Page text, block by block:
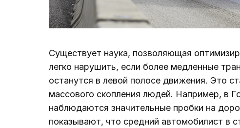
Существует наука, позволяющая
легко нарушить, если более медленные
останутся в левой полосе движения. Это
массового скопления людей. Например, в
наблюдаются значительные пробки на
показывают, что средний автомобилист в